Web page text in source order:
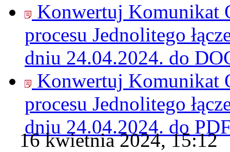
Konwertuj Komunikat
procesu Jednolitego
dniu 24.04.2024. do
Konwertuj Komunikat
procesu Jednolitego
dniu 24.04.2024. do
16 kwietnia 2024, 15:12